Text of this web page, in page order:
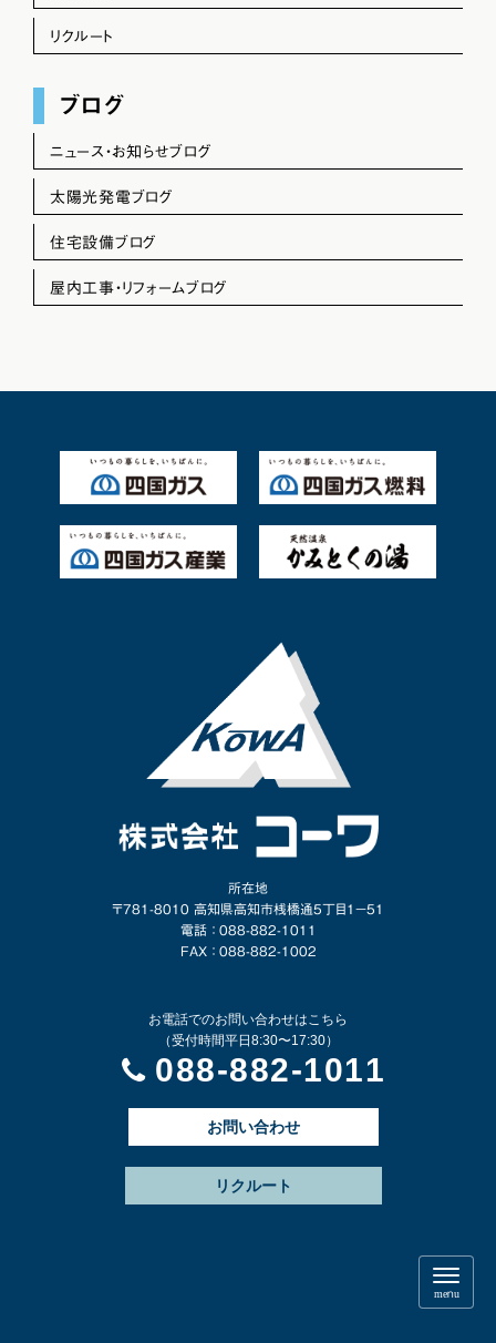
リクルート
ブログ
ニュース・お知らせブログ
太陽光発電ブログ
住宅設備ブログ
屋内工事・リフォームブログ
所在地
〒781-8010 高知県高知市桟橋通5丁目1−51
電話 ： 088-882-1011
FAX ： 088-882-1002
お電話でのお問い合わせはこちら
（受付時間平日8:30〜17:30）
088-882-1011
お問い合わせ
リクルート
N
a
v
menu